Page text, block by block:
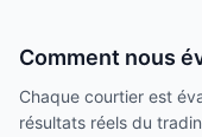
Comment nous
Chaque courtier est
résultats réels du